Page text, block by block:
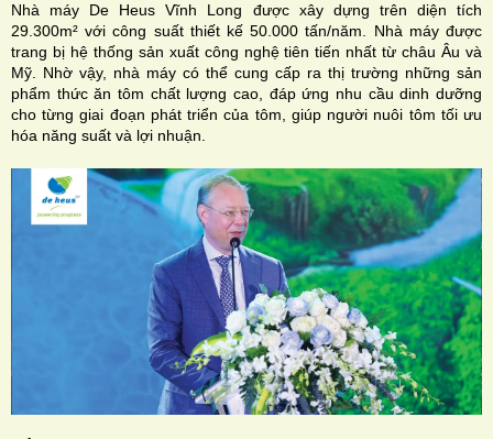
Nhà máy De Heus Vĩnh Long được xây dựng trên diện tích
29.300m² với công suất thiết kế 50.000 tấn/năm. Nhà máy được
trang bị hệ thống sản xuất công nghệ tiên tiến nhất từ châu Âu và
Mỹ. Nhờ vậy, nhà máy có thể cung cấp ra thị trường những sản
phẩm thức ăn tôm chất lượng cao, đáp ứng nhu cầu dinh dưỡng
cho từng giai đoạn phát triển của tôm, giúp người nuôi tôm tối ưu
hóa năng suất và lợi nhuận.